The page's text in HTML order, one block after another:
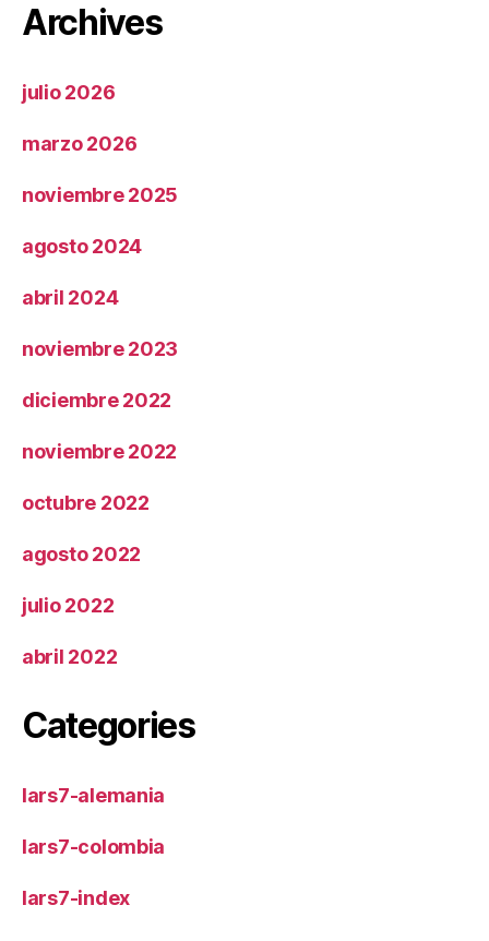
Archives
julio 2026
marzo 2026
noviembre 2025
agosto 2024
abril 2024
noviembre 2023
diciembre 2022
noviembre 2022
octubre 2022
agosto 2022
julio 2022
abril 2022
Categories
lars7-alemania
lars7-colombia
lars7-index